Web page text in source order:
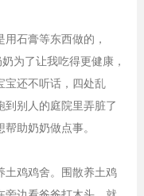
石膏等东西做的，
为了让我吃得更健康，
宝还不听话，四处乱
到别人的庭院里弄脏了
助奶奶做点事。
土鸡鸡舍。围散养土鸡